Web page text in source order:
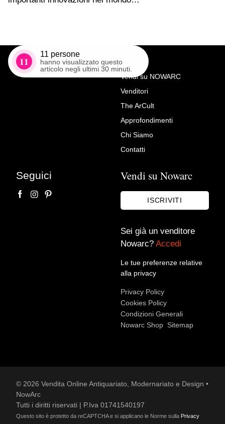
11
11 persone
hanno visualizzato questo
articolo negli ultimi 30 minuti.
Richiedi Maggiori Info su
Libreria in vetro illuminata
Luca Polato
Accetto le condizioni sullaprivacy policy*.
Vendi su NOWARC
Venditori
The ArCult
Approfondimenti
Chi Siamo
Contatti
Seguici Vendi su Nowarc
ISCRIVITI
Sei già un venditore
Nowarc? Accedi
Le tue preferenze relative
alla privacy
Privacy Policy
Cookies Policy
Condizioni Generali
Nowarc Shop Sitemap
© 2026 Vendita Online Antiquariato, Modernariato e Design •
NowArc
Tutti i diritti riservati | P.Iva 01741540197
Questo sito è protetto da reCAPTCHA e si applicano le Norme sulla Privacy